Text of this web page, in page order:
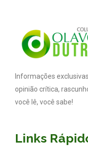
Informações
opinião crítica,
você lê, você sabe!
Links